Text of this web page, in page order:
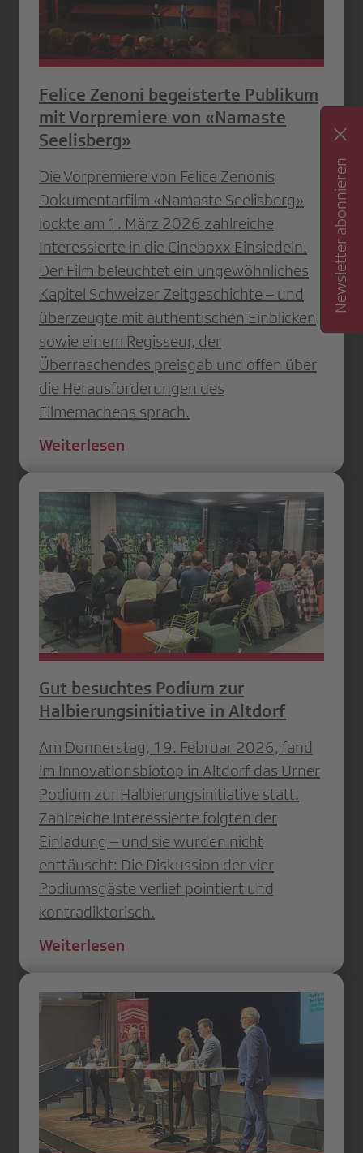
Felice Zenoni begeisterte Publikum
mit Vorpremiere von «Namaste
Seelisberg»
Die Vorpremiere von Felice Zenonis
Dokumentarfilm «Namaste Seelisberg»
lockte am 1. März 2026 zahlreiche
Interessierte in die Cineboxx Einsiedeln.
Der Film beleuchtet ein ungewöhnliches
Kapitel Schweizer Zeitgeschichte – und
überzeugte mit authentischen Einblicken
sowie einem Regisseur, der
Überraschendes preisgab und offen über
die Herausforderungen des
Filmemachens sprach.
Weiterlesen
Gut besuchtes Podium zur
Halbierungsinitiative in Altdorf
Am Donnerstag, 19. Februar 2026, fand
im Innovationsbiotop in Altdorf das Urner
Podium zur Halbierungsinitiative statt.
Zahlreiche Interessierte folgten der
Einladung – und sie wurden nicht
enttäuscht: Die Diskussion der vier
Podiumsgäste verlief pointiert und
kontradiktorisch.
Weiterlesen
Newsletter abonnieren